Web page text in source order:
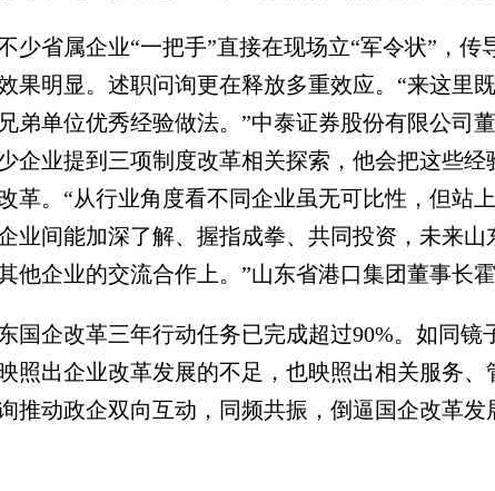
省属企业“一把手”直接在现场立“军令状”，传
果明显。述职问询更在释放多重效应。“来这里
弟单位优秀经验做法。”中泰证券股份有限公司
企业提到三项制度改革相关探索，他会把这些经
革。“从行业角度看不同企业虽无可比性，但站
业间能加深了解、握指成拳、共同投资，未来山
他企业的交流合作上。”山东省港口集团董事长霍
企改革三年行动任务已完成超过90%。如同镜
照出企业改革发展的不足，也映照出相关服务、
推动政企双向互动，同频共振，倒逼国企改革发